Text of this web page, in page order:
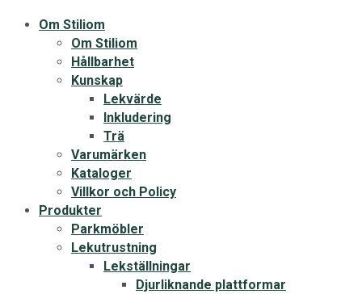
Om Stiliom
Om Stiliom
Hållbarhet
Kunskap
Lekvärde
Inkludering
Trä
Varumärken
Kataloger
Villkor och Policy
Produkter
Parkmöbler
Lekutrustning
Lekställningar
Djurliknande plattformar